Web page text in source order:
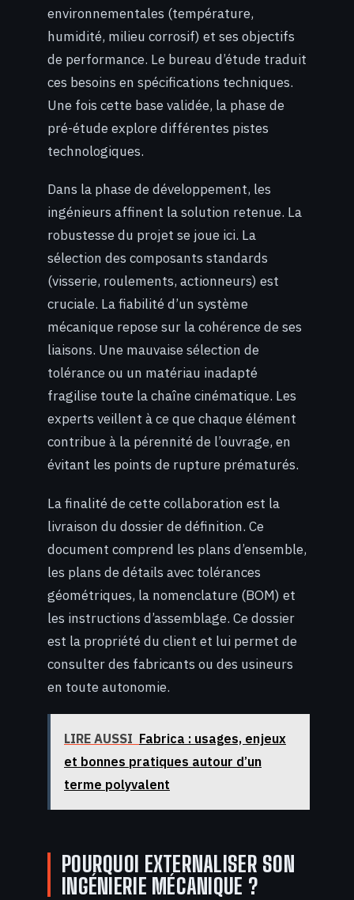
environnementales (température,
humidité, milieu corrosif) et ses objectifs
de performance. Le bureau d’étude traduit
ces besoins en spécifications techniques.
Une fois cette base validée, la phase de
pré-étude explore différentes pistes
technologiques.
Dans la phase de développement, les
ingénieurs affinent la solution retenue. La
robustesse du projet se joue ici. La
sélection des composants standards
(visserie, roulements, actionneurs) est
cruciale. La fiabilité d’un système
mécanique repose sur la cohérence de ses
liaisons. Une mauvaise sélection de
tolérance ou un matériau inadapté
fragilise toute la chaîne cinématique. Les
experts veillent à ce que chaque élément
contribue à la pérennité de l’ouvrage, en
évitant les points de rupture prématurés.
La finalité de cette collaboration est la
livraison du dossier de définition. Ce
document comprend les plans d’ensemble,
les plans de détails avec tolérances
géométriques, la nomenclature (BOM) et
les instructions d’assemblage. Ce dossier
est la propriété du client et lui permet de
consulter des fabricants ou des usineurs
en toute autonomie.
LIRE AUSSI Fabrica : usages, enjeux
et bonnes pratiques autour d’un
terme polyvalent
POURQUOI EXTERNALISER SON
INGÉNIERIE MÉCANIQUE ?